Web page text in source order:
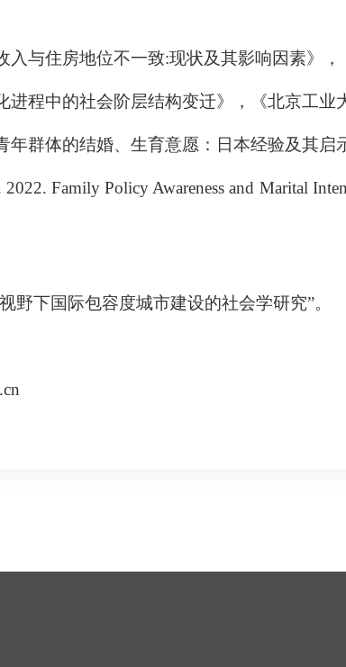
入与住房地位不一致:现状及其影响因素》
进程中的社会阶层结构变迁》，《北京工
年群体的结婚、生育意愿：日本经验及其启
2022. Family Policy Awareness and Marital
野下国际包容度城市建设的社会学研究”。